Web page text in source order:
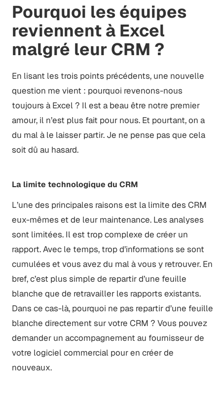
Pourquoi les équipes
reviennent à Excel
malgré leur CRM ?
En lisant les trois points précédents, une nouvelle
question me vient : pourquoi revenons-nous
toujours à Excel ? Il est a beau être notre premier
amour, il n’est plus fait pour nous. Et pourtant, on a
du mal à le laisser partir. Je ne pense pas que cela
soit dû au hasard.
La limite technologique du CRM
L’une des principales raisons est la limite des CRM
eux-mêmes et de leur maintenance. Les analyses
sont limitées. Il est trop complexe de créer un
rapport. Avec le temps, trop d’informations se sont
cumulées et vous avez du mal à vous y retrouver. En
bref, c’est plus simple de repartir d’une feuille
blanche que de retravailler les rapports existants.
Dans ce cas-là, pourquoi ne pas repartir d’une feuille
blanche directement sur votre CRM ? Vous pouvez
demander un accompagnement au fournisseur de
votre logiciel commercial pour en créer de
nouveaux.